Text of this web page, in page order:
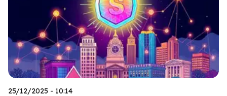
25/12/2025 - 10:14